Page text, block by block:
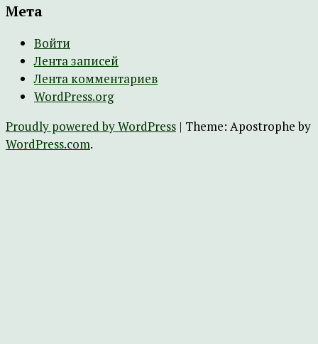
Мета
Войти
Лента записей
Лента комментариев
WordPress.org
Proudly powered by WordPress | Theme: Apostrophe by
WordPress.com.